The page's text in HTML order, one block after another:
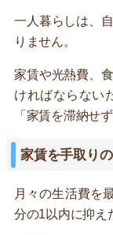
一人暮らしは、
りません。
家賃や光熱費、
ければならない
「家賃を滞納せ
家賃を手取り
月々の生活費を
分の1以内に抑え